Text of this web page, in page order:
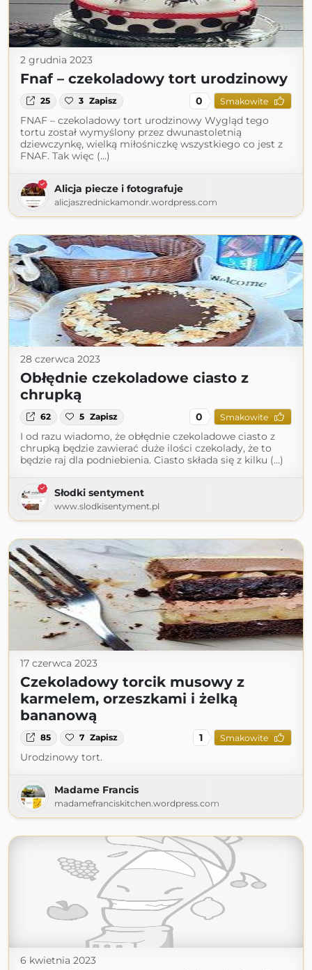
2 grudnia 2023
Fnaf – czekoladowy tort urodzinowy
25 3 Zapisz 0 Smakowite
FNAF – czekoladowy tort urodzinowy Wygląd tego
tortu został wymyślony przez dwunastoletnią
dziewczynkę, wielką miłośniczkę wszystkiego co jest z
FNAF. Tak więc (...)
Alicja piecze i fotografuje
alicjaszrednickamondr.wordpress.com
28 czerwca 2023
Obłędnie czekoladowe ciasto z
chrupką
62 5 Zapisz 0 Smakowite
I od razu wiadomo, że obłędnie czekoladowe ciasto z
chrupką będzie zawierać duże ilości czekolady, że to
będzie raj dla podniebienia. Ciasto składa się z kilku (...)
Słodki sentyment
www.slodkisentyment.pl
17 czerwca 2023
Czekoladowy torcik musowy z
karmelem, orzeszkami i żelką
bananową
85 7 Zapisz 1 Smakowite
Urodzinowy tort.
Madame Francis
madamefranciskitchen.wordpress.com
6 kwietnia 2023